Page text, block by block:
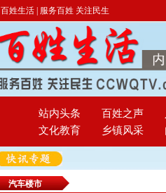
百姓生活 | 服务百姓 关注民生
站内头条 百姓之声
文化教育
乡镇风采
汽车楼市